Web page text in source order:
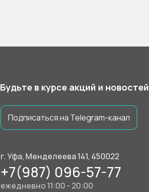
Будьте в курсе акций и новостей
г. Уфа, Менделеева 141, 450022
+7(987) 096-57-77
Подписаться на Telegram-канал
ежедневно 11:00 - 20:00